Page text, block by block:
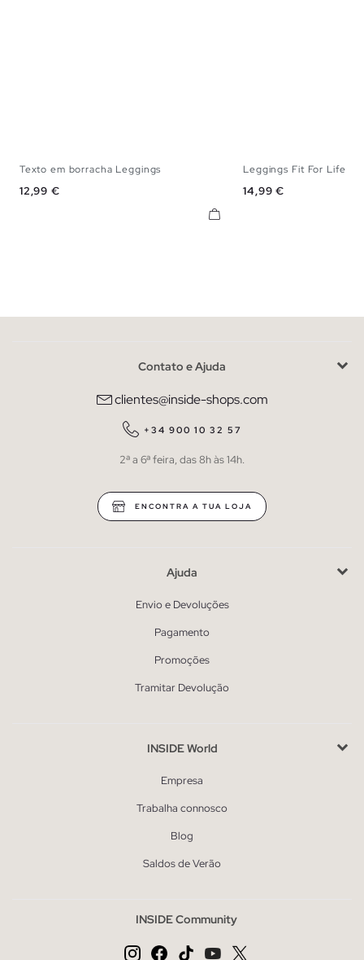
L
Texto em borracha Leggings
Preço
12,99 €
Leggings Fit For Life
Preço
14,99 €
Contato e Ajuda
clientes@inside-shops.com
+34 900 10 32 57
2ª a 6ª feira, das 8h às 14h.
ENCONTRA A TUA LOJA
Ajuda
Envio e Devoluções
Pagamento
Promoções
Tramitar Devolução
INSIDE World
Empresa
Trabalha connosco
Blog
Saldos de Verão
INSIDE Community